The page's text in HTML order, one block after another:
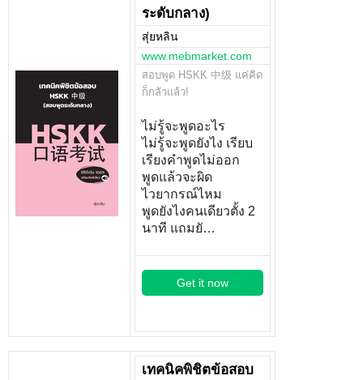
ระดับกลาง)
สุ่ยหลิน
www.mebmarket.com
สอบพูด HSKK 中级 แค่คิด
ก็กลัวแล้ว!
ไม่รู้จะพูดอะไร
ไม่รู้จะพูดยังไง เรียบ
เรียงคำพูดไม่ออก
พูดแล้วจะผิด
ไวยากรณ์ไหม
พูดยังไงคนเดียวตั้ง 2
นาที แถมยั…
Get it now
เทคนิคพิชิตข้อสอบ